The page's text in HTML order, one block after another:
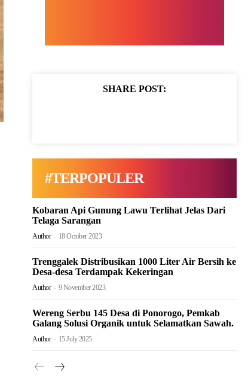
SHARE POST:
#TERPOPULER
Kobaran Api Gunung Lawu Terlihat Jelas Dari
Telaga Sarangan
Author - 18 October 2023
Trenggalek Distribusikan 1000 Liter Air Bersih ke
Desa-desa Terdampak Kekeringan
Author - 9 November 2023
Wereng Serbu 145 Desa di Ponorogo, Pemkab
Galang Solusi Organik untuk Selamatkan Sawah.
Author - 15 July 2025